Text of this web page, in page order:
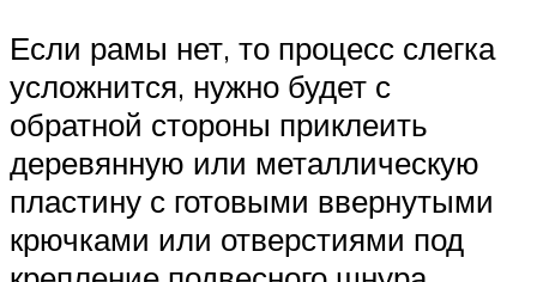
Если рамы нет, то процесс слегка
усложнится, нужно будет с
обратной стороны приклеить
деревянную или металлическую
пластину с готовыми ввернутыми
крючками или отверстиями под